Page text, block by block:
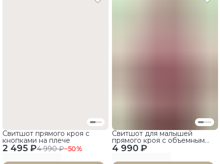
2 495 ₽4 990 ₽−50%
Свитшот прямого кроя с
кнопками на плече
4 990 ₽
Свитшот для малышей
прямого кроя с объемным
принтом